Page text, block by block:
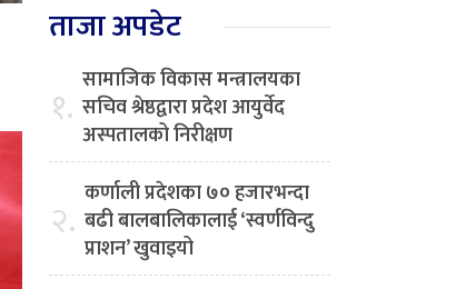
ताजा अपडेट
१. सामाजिक विकास मन्त्रालयका
सचिव श्रेष्ठद्वारा प्रदेश आयुर्वेद
अस्पतालको निरीक्षण
२. कर्णाली प्रदेशका ७० हजारभन्दा
बढी बालबालिकालाई ‘स्वर्णविन्दु
प्राशन’ खुवाइयो